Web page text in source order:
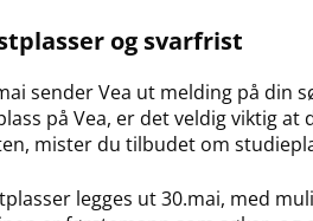
og svarfrist
sender Vea ut melding på din
på Vea, er det veldig viktig
mister du tilbudet om
legges ut 30.mai, med